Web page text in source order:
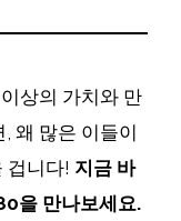
상의 가치와 만
왜 많은 이들이
겁니다! 지금 바
을 만나보세요.